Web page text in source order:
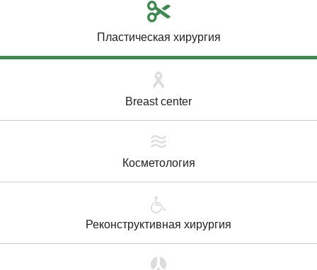
Пластическая хирургия
Breast center
Косметология
Реконструктивная хирургия